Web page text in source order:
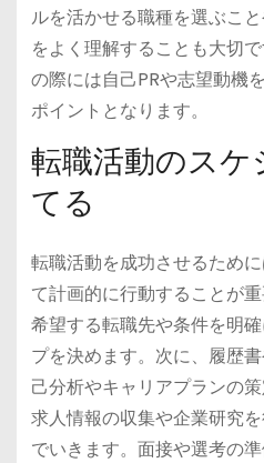
ルを活かせる職種を選ぶこ
をよく理解することも大切
の際には自己PRや志望動機
ポイントとなります。
転職活動のスケ
てる
転職活動を成功させるため
て計画的に行動することが
希望する転職先や条件を明
プを決めます。次に、履歴
己分析やキャリアプランの
求人情報の収集や企業研究
でいきます。面接や選考の